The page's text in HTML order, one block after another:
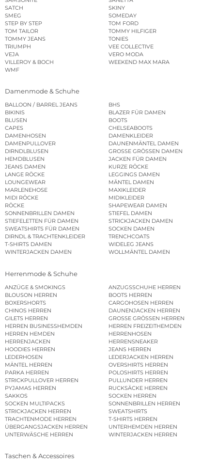
SATCH
SKINY
SMEG
SOMEDAY
STEP BY STEP
TOM FORD
TOM TAILOR
TOMMY HILFIGER
TOMMY JEANS
TONIES
TRIUMPH
VEE COLLECTIVE
VEJA
VERO MODA
VILLEROY & BOCH
WEEKEND MAX MARA
WMF
Damenmode & Schuhe
BALLOON / BARREL JEANS
BHS
BIKINIS
BLAZER FÜR DAMEN
BLUSEN
BOOTS
CAPES
CHELSEABOOTS
DAMENHOSEN
DAMENKLEIDER
DAMENPULLOVER
DAUNENMÄNTEL DAMEN
DIRNDLBLUSEN
GROSSE GRÖSSEN DAMEN
HEMDBLUSEN
JACKEN FÜR DAMEN
JEANS DAMEN
KURZE RÖCKE
LANGE RÖCKE
LEGGINGS DAMEN
LOUNGEWEAR
MÄNTEL DAMEN
MARLENEHOSE
MAXIKLEIDER
MIDI RÖCKE
MIDIKLEIDER
RÖCKE
SHAPEWEAR DAMEN
SONNENBRILLEN DAMEN
STIEFEL DAMEN
STIEFELETTEN FÜR DAMEN
STRICKJACKEN DAMEN
SWEATSHIRTS FÜR DAMEN
SOCKEN DAMEN
DIRNDL & TRACHTENKLEIDER
TRENCHCOATS
T-SHIRTS DAMEN
WIDELEG JEANS
WINTERJACKEN DAMEN
WOLLMÄNTEL DAMEN
Herrenmode & Schuhe
ANZÜGE & SMOKINGS
ANZUGSSCHUHE HERREN
BLOUSON HERREN
BOOTS HERREN
BOXERSHORTS
CARGOHOSEN HERREN
CHINOS HERREN
DAUNENJACKEN HERREN
GILETS HERREN
GROSSE GRÖSSEN HERREN
HERREN BUSINESSHEMDEN
HERREN FREIZEITHEMDEN
HERREN HEMDEN
HERRENHOSEN
HERRENJACKEN
HERRENSNEAKER
HOODIES HERREN
JEANS HERREN
LEDERHOSEN
LEDERJACKEN HERREN
MÄNTEL HERREN
OVERSHIRTS HERREN
PARKA HERREN
POLOSHIRTS HERREN
STRICKPULLOVER HERREN
PULLUNDER HERREN
PYJAMAS HERREN
RUCKSÄCKE HERREN
SAKKOS
SOCKEN HERREN
SOCKEN MULTIPACKS
SONNENBRILLEN HERREN
STRICKJACKEN HERREN
SWEATSHIRTS
TRACHTENMODE HERREN
T-SHIRTS HERREN
ÜBERGANGSJACKEN HERREN
UNTERHEMDEN HERREN
UNTERWÄSCHE HERREN
WINTERJACKEN HERREN
Taschen & Accessoires